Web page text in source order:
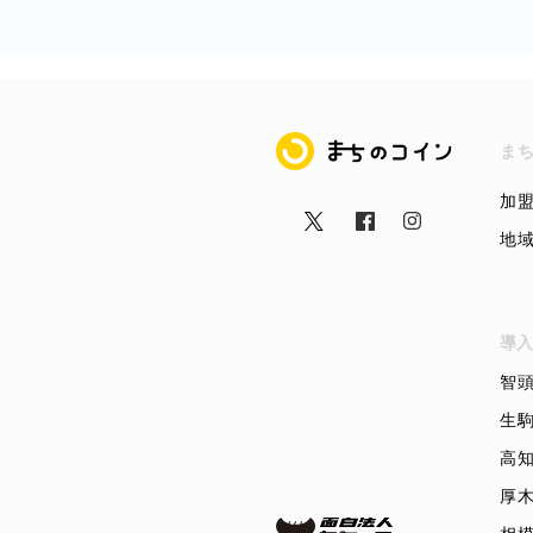
まちのコイン ま
加
地
導
智
生
高
厚